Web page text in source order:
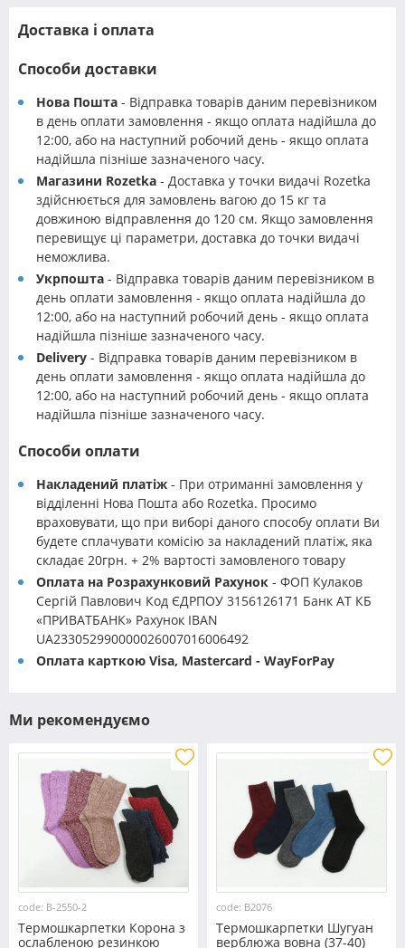
Доставка і оплата
Способи доставки
Нова Пошта - Відправка товарів даним перевізником
в день оплати замовлення - якщо оплата надійшла до
12:00, або на наступний робочий день - якщо оплата
надійшла пізніше зазначеного часу.
Магазини Rozetka - Доставка у точки видачі Rozetka
здійснюється для замовлень вагою до 15 кг та
довжиною відправлення до 120 см. Якщо замовлення
перевищує ці параметри, доставка до точки видачі
неможлива.
Укрпошта - Відправка товарів даним перевізником в
день оплати замовлення - якщо оплата надійшла до
12:00, або на наступний робочий день - якщо оплата
надійшла пізніше зазначеного часу.
Delivery - Відправка товарів даним перевізником в
день оплати замовлення - якщо оплата надійшла до
12:00, або на наступний робочий день - якщо оплата
надійшла пізніше зазначеного часу.
Способи оплати
Накладений платіж - При отриманні замовлення у
відділенні Нова Пошта або Rozetka. Просимо
враховувати, що при виборі даного способу оплати Ви
будете сплачувати комісію за накладений платіж, яка
складає 20грн. + 2% вартості замовленого товару
Оплата на Розрахунковий Рахунок - ФОП Кулаков
Сергій Павлович Код ЄДРПОУ 3156126171 Банк АТ КБ
«ПРИВАТБАНК» Рахунок IBAN
UA233052990000026007016006492
Оплата карткою Visa, Mastercard - WayForPay
Ми рекомендуємо
code: B-2550-2
Термошкарпетки Корона з
ослабленою резинкою
code: B2076
Термошкарпетки Шугуан
верблюжа вовна (37-40)